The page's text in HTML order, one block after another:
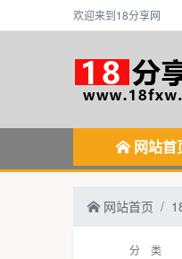
欢迎来到18分享网
网站首
网站首页
分 类